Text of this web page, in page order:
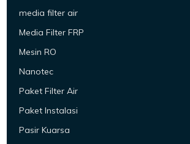
media filter air
Media Filter FRP
Mesin RO
Nanotec
Paket Filter Air
Paket Instalasi
Pasir Kuarsa